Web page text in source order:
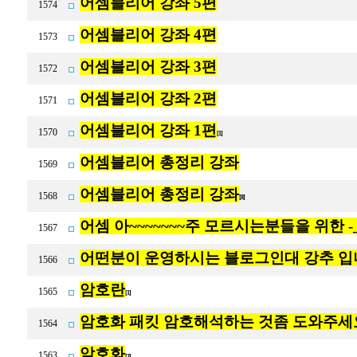
1574
1573 어셈블리어 강좌 4편
1572 어셈블리어 강좌 3편
1571 어셈블리어 강좌 2편
1570 어셈블리어 강좌 1편 [1]
1569 어셈블리어 총정리 강좌
1568 어셈블리어 총정리 강좌[8]
1567 어셈 아~~~~~~~주 모르시는분들을 위한 -
1566 어떤분이 운영하시는 블로그인대 강추 입
1565 암호란[1]
1564 암호화 패킷 암호해석하는 것좀 도와주세
암호화